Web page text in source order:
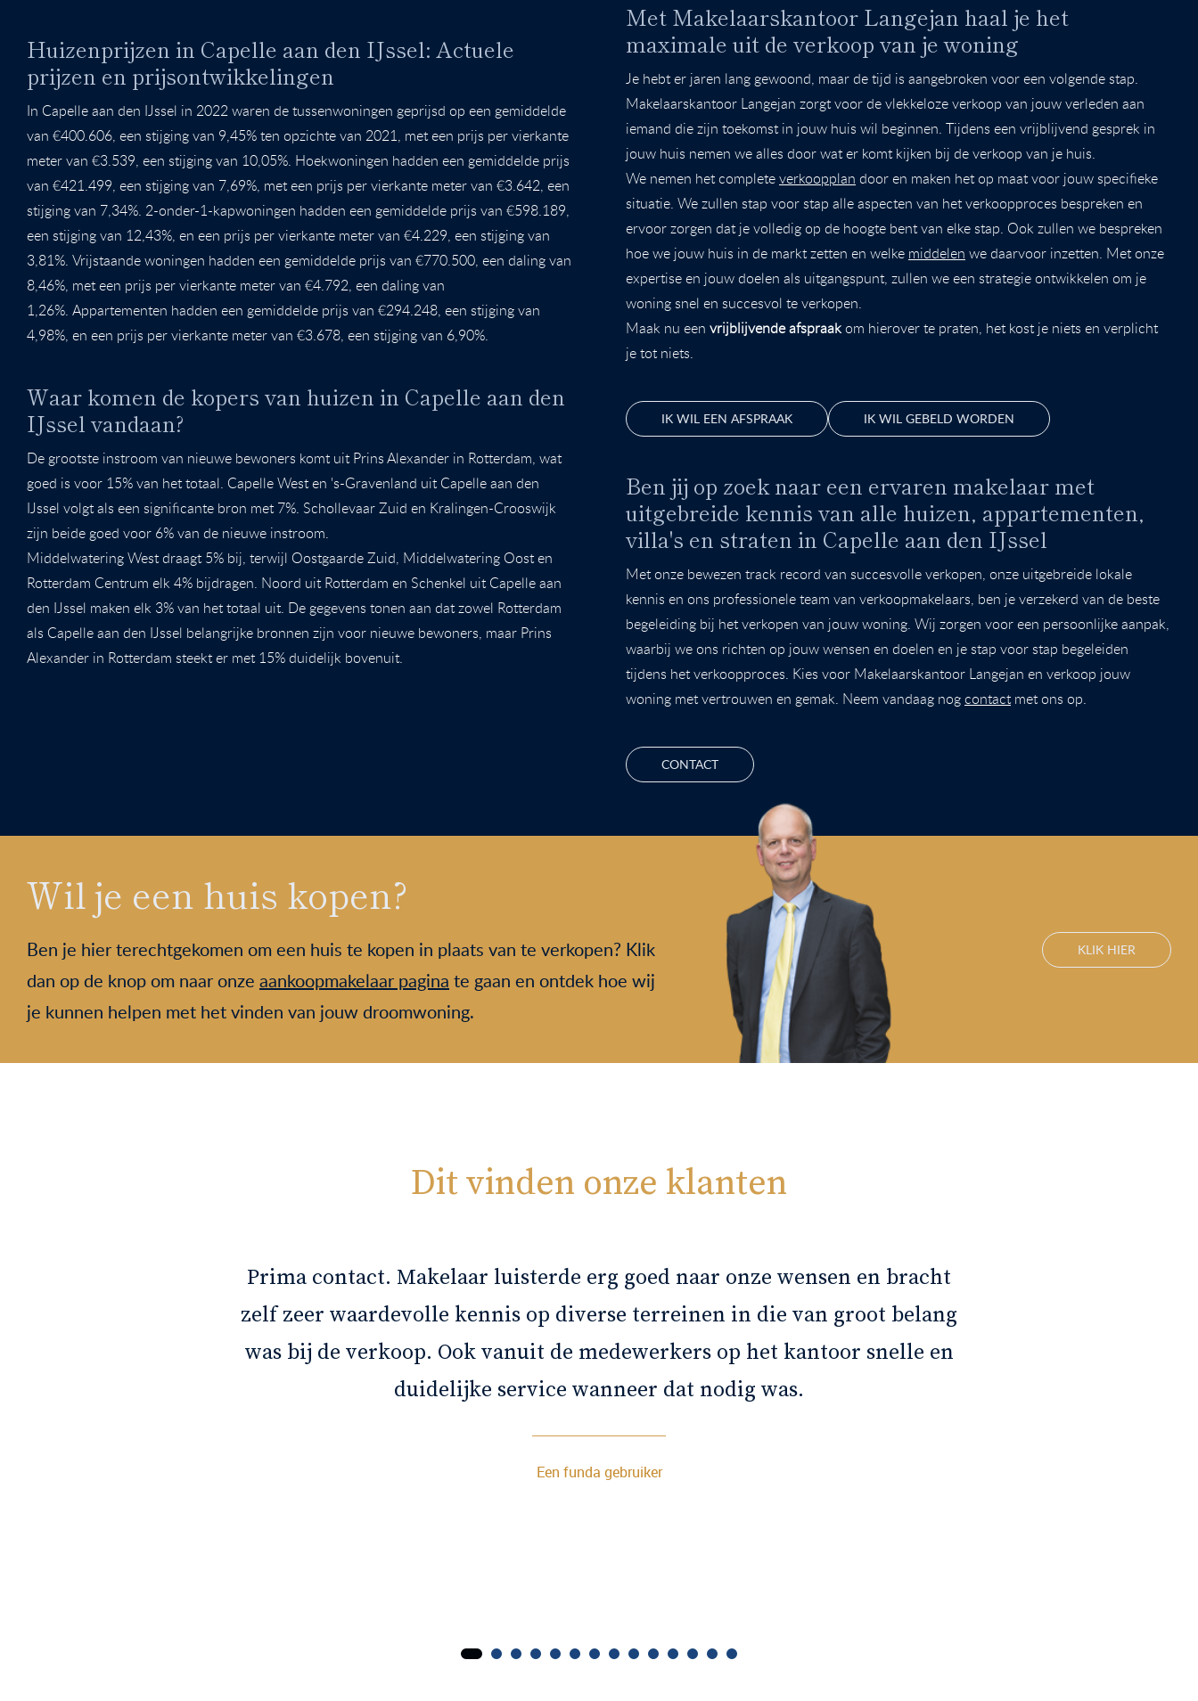
Huizenprijzen in Capelle aan den IJssel: Actuele
prijzen en prijsontwikkelingen
In Capelle aan den IJssel in 2022 waren de tussenwoningen geprijsd op een gemiddelde
van €400.606, een stijging van 9,45% ten opzichte van 2021, met een prijs per vierkante
meter van €3.539, een stijging van 10,05%. Hoekwoningen hadden een gemiddelde prijs
van €421.499, een stijging van 7,69%, met een prijs per vierkante meter van €3.642, een
stijging van 7,34%. 2-onder-1-kapwoningen hadden een gemiddelde prijs van €598.189,
een stijging van 12,43%, en een prijs per vierkante meter van €4.229, een stijging van
3,81%. Vrijstaande woningen hadden een gemiddelde prijs van €770.500, een daling van
8,46%, met een prijs per vierkante meter van €4.792, een daling van
1,26%. Appartementen hadden een gemiddelde prijs van €294.248, een stijging van
4,98%, en een prijs per vierkante meter van €3.678, een stijging van 6,90%.
Waar komen de kopers van huizen in Capelle aan den
IJssel vandaan?
De grootste instroom van nieuwe bewoners komt uit Prins Alexander in Rotterdam, wat
goed is voor 15% van het totaal. Capelle West en 's-Gravenland uit Capelle aan den
IJssel volgt als een significante bron met 7%. Schollevaar Zuid en Kralingen-Crooswijk
zijn beide goed voor 6% van de nieuwe instroom.
Middelwatering West draagt 5% bij, terwijl Oostgaarde Zuid, Middelwatering Oost en
Rotterdam Centrum elk 4% bijdragen. Noord uit Rotterdam en Schenkel uit Capelle aan
den IJssel maken elk 3% van het totaal uit. De gegevens tonen aan dat zowel Rotterdam
als Capelle aan den IJssel belangrijke bronnen zijn voor nieuwe bewoners, maar Prins
Alexander in Rotterdam steekt er met 15% duidelijk bovenuit.
Met Makelaarskantoor Langejan haal je het
maximale uit de verkoop van je woning
Je hebt er jaren lang gewoond, maar de tijd is aangebroken voor een volgende stap.
Makelaarskantoor Langejan zorgt voor de vlekkeloze verkoop van jouw verleden aan
iemand die zijn toekomst in jouw huis wil beginnen. Tijdens een vrijblijvend gesprek in
jouw huis nemen we alles door wat er komt kijken bij de verkoop van je huis.
We nemen het completeverkoopplan door en maken het op maat voor jouw specifieke
situatie. We zullen stap voor stap alle aspecten van het verkoopproces bespreken en
ervoor zorgen dat je volledig op de hoogte bent van elke stap. Ook zullen we bespreken
hoe we jouw huis in de markt zetten en welke middelen we daarvoor inzetten. Met onze
expertise en jouw doelen als uitgangspunt, zullen we een strategie ontwikkelen om je
woning snel en succesvol te verkopen.
Maak nu een vrijblijvende afspraakom hierover te praten, het kost je niets en verplicht
je tot niets.
IK WIL EEN AFSPRAAK IK WIL GEBELD WORDEN
Ben jij op zoek naar een ervaren makelaar met
uitgebreide kennis van alle huizen, appartementen,
villa's en straten in Capelle aan den IJssel
Met onze bewezen track record van succesvolle verkopen, onze uitgebreide lokale
kennis en ons professionele team van verkoopmakelaars, ben je verzekerd van de beste
begeleiding bij het verkopen van jouw woning. Wij zorgen voor een persoonlijke aanpak,
waarbij we ons richten op jouw wensen en doelen en je stap voor stap begeleiden
tijdens het verkoopproces. Kies voor Makelaarskantoor Langejan en verkoop jouw
woning met vertrouwen en gemak. Neem vandaag nogcontactmet ons op.
CONTACT
Wil je een huis kopen?
Ben je hier terechtgekomen om een huis te kopen in plaats van te verkopen? Klik
dan op de knop om naar onze aankoopmakelaar pagina te gaan en ontdek hoe wij
je kunnen helpen met het vinden van jouw droomwoning.
KLIK HIER
Dit vinden onze klanten
Prima contact. Makelaar luisterde erg goed naar onze wensen en bracht
zelf zeer waardevolle kennis op diverse terreinen in die van groot belang
was bij de verkoop. Ook vanuit de medewerkers op het kantoor snelle en
duidelijke service wanneer dat nodig was.
Een funda gebruiker